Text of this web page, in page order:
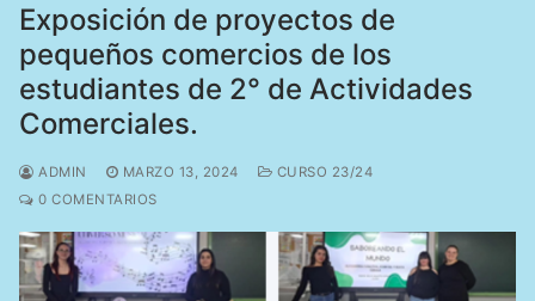
Exposición de proyectos de
pequeños comercios de los
estudiantes de 2° de Actividades
Comerciales.
ADMIN MARZO 13, 2024
CURSO 23/24
0 COMENTARIOS